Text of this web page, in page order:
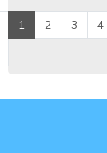
1 2 3 4